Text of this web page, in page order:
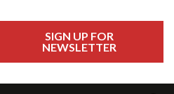
SIGN UP FOR
NEWSLETTER